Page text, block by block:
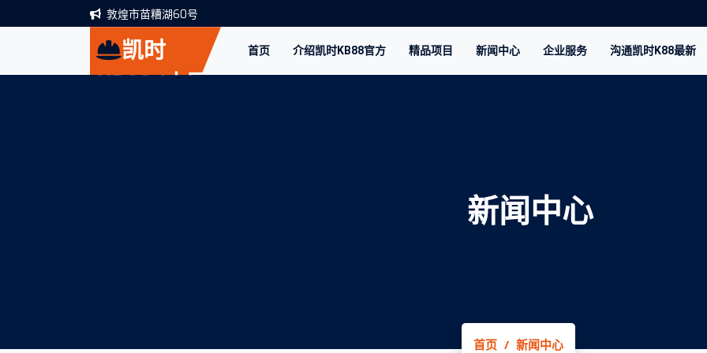
敦煌市苗糟湖60号
凯时
KB88·(中国
首页 介绍凯时KB88官方 精品项目 新闻中心 企业服务 沟通凯时K88最新
新闻中心
首页 新闻中心